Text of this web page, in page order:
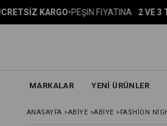
•PEŞİN FİYATINA 2 VE 3 TAKSİT
MARKALAR YENİ ÜRÜNLER
ANASAYFA >ABİYE >ABİYE >FASHION